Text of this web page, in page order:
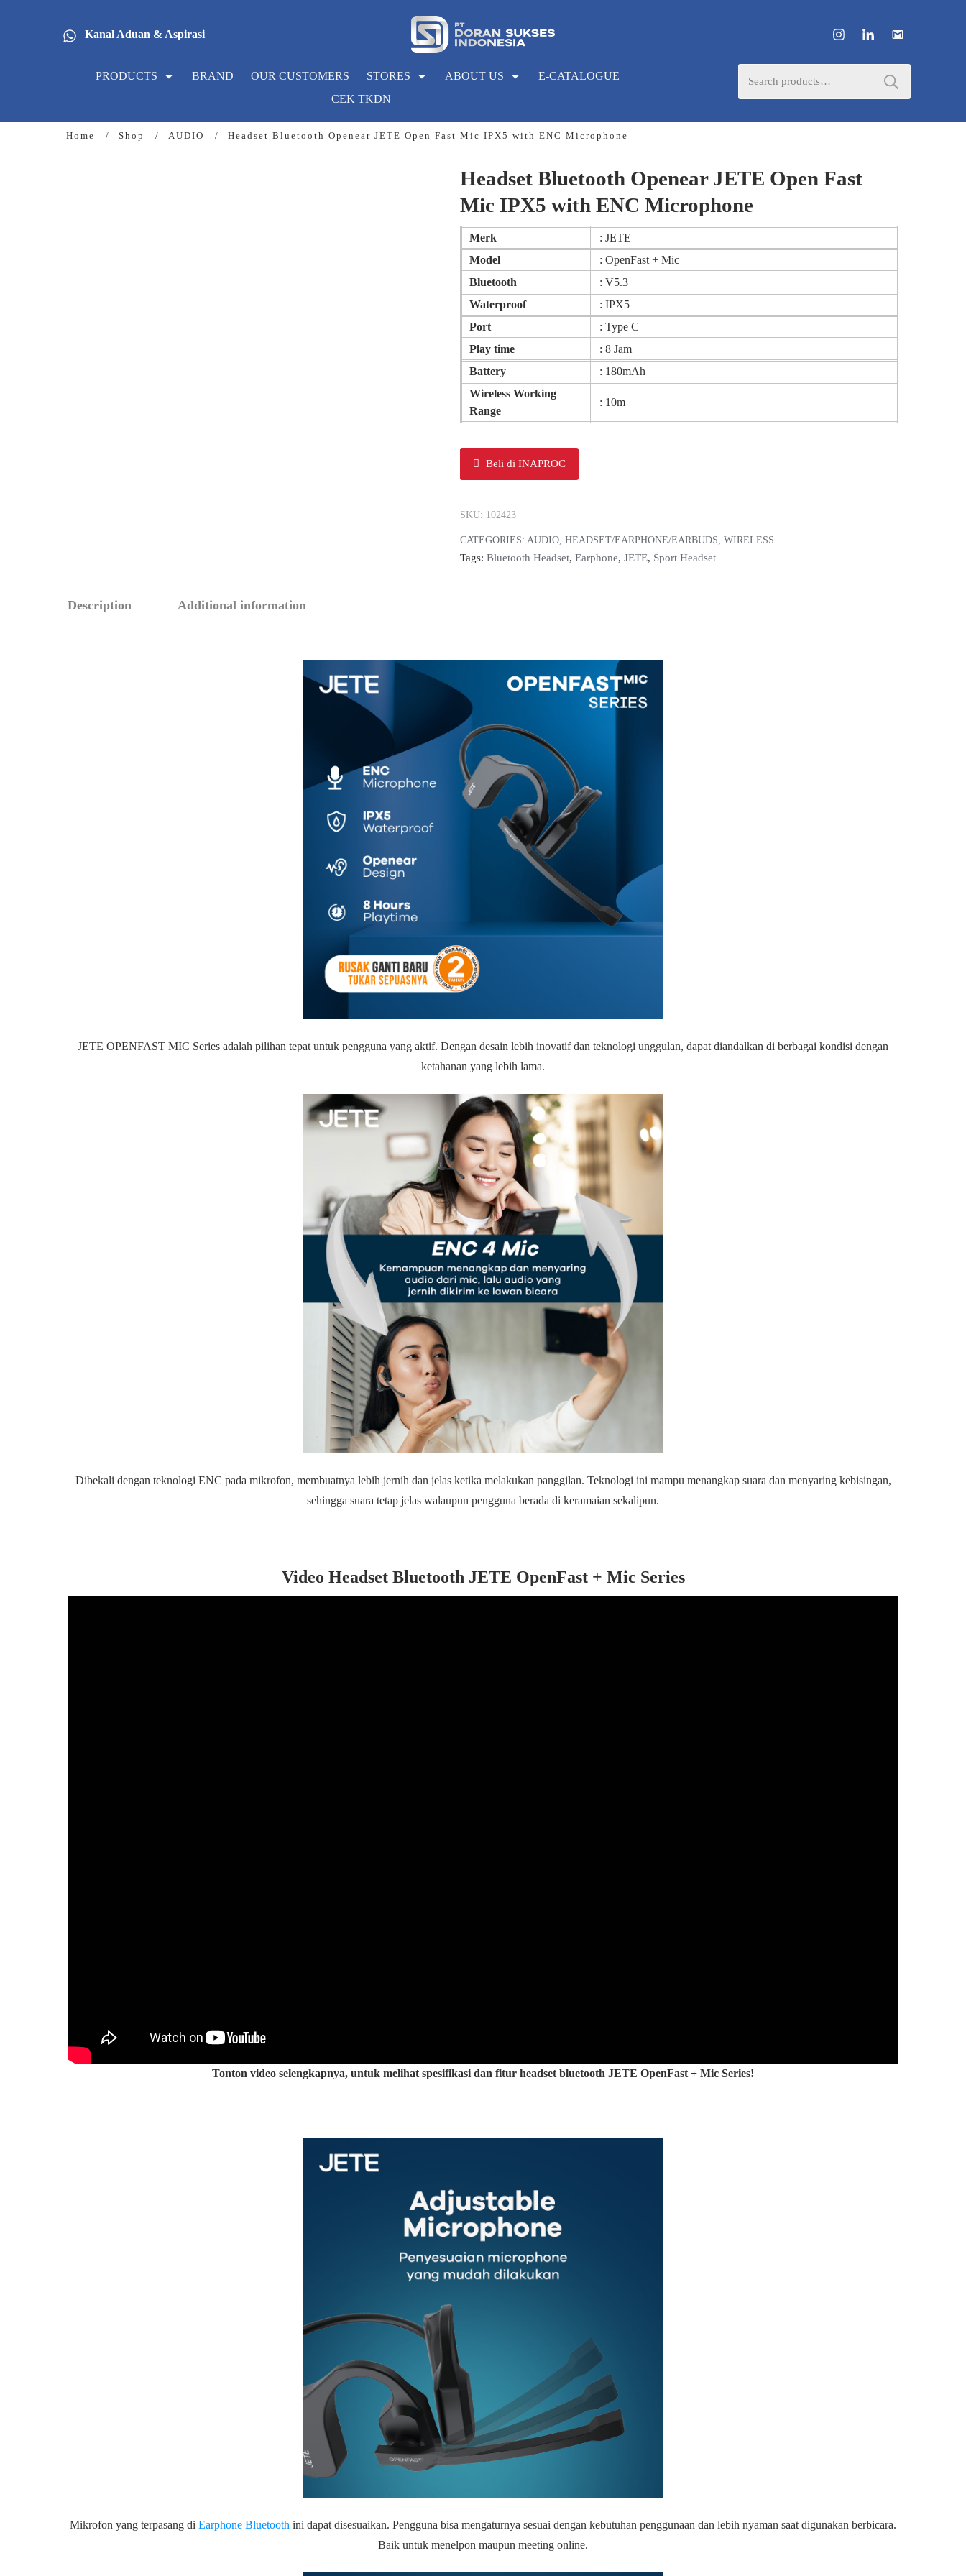
Kanal Aduan & Aspirasi
PRODUCTS BRAND OUR CUSTOMERS STORES ABOUT US
E-CATALOGUE
CEK TKDN
Home / Shop / AUDIO / Headset Bluetooth Openear JETE Open Fast Mic IPX5 with ENC Microphone
Headset Bluetooth Openear JETE Open Fast
Mic IPX5 with ENC Microphone
Merk
: JETE
Model
: OpenFast + Mic
Bluetooth
: V5.3
Waterproof
: IPX5
Port
: Type C
Play time
: 8 Jam
Battery
: 180mAh
Wireless Working
Range
: 10m
Beli di INAPROC
SKU: 102423
CATEGORIES:AUDIO,HEADSET/EARPHONE/EARBUDS,WIRELESS
Tags:Bluetooth Headset,Earphone,JETE, Sport Headset
Description Additional information
JETE OPENFAST MIC Series adalah pilihan tepat untuk pengguna yang aktif. Dengan desain lebih inovatif dan teknologi unggulan, dapat diandalkan di berbagai kondisi dengan
ketahanan yang lebih lama.
Dibekali dengan teknologi ENC pada mikrofon, membuatnya lebih jernih dan jelas ketika melakukan panggilan. Teknologi ini mampu menangkap suara dan menyaring kebisingan,
sehingga suara tetap jelas walaupun pengguna berada di keramaian sekalipun.
Video Headset Bluetooth JETE OpenFast + Mic Series
Tonton video selengkapnya, untuk melihat spesifikasi dan fitur headset bluetooth JETE OpenFast + Mic Series!
Mikrofon yang terpasang di Earphone Bluetooth ini dapat disesuaikan. Pengguna bisa mengaturnya sesuai dengan kebutuhan penggunaan dan lebih nyaman saat digunakan berbicara.
Baik untuk menelpon maupun meeting online.